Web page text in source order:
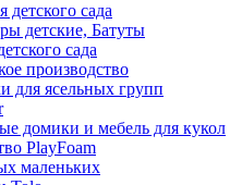
детского сада
детские, Батуты
сада
производство
для ясельных групп
домики и мебель для кукол
PlayFoam
маленьких